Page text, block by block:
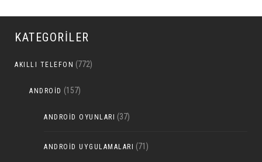
KATEGORILER
AKILLI TELEFON (772)
ANDROID (157)
ANDROID OYUNLARI (37)
ANDROID UYGULAMALARI (71)